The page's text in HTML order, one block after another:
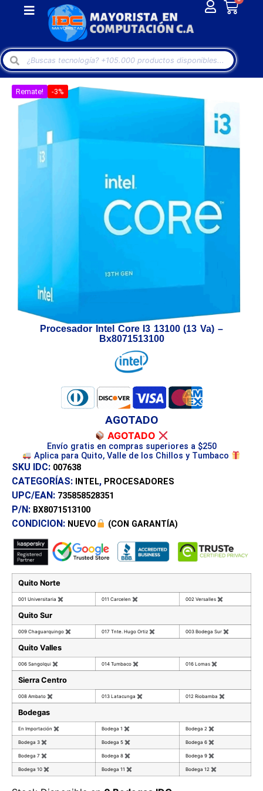
Remate! -3%
Procesador Intel Core I3 13100 (13 Va) –
Bx8071513100
AGOTADO
AGOTADO
Envío gratis en compras superiores a $250
Aplica para Quito, Valle de los Chillos y Tumbaco
SKU IDC: 007638
CATEGORÍAS: INTEL, PROCESADORES
UPC/EAN: 735858528351
P/N: BX8071513100
CONDICION: NUEVO (CON GARANTÍA)
Quito Norte
001 Universitaria ✖ 011 Carcelen ✖ 002 Versalles ✖
Quito Sur
009 Chaguarquingo ✖ 017 Tnte. Hugo Ortiz ✖ 003 Bodega Sur ✖
Quito Valles
006 Sangolqui ✖ 014 Tumbaco ✖ 016 Lomas ✖
Sierra Centro
008 Ambato ✖ 013 Latacunga ✖ 012 Riobamba ✖
Bodegas
En Importación ✖ Bodega 1 ✖ Bodega 2 ✖
Bodega 3 ✖ Bodega 5 ✖ Bodega 6 ✖
Bodega 7 ✖ Bodega 8 ✖ Bodega 9 ✖
Bodega 10 ✖ Bodega 11 ✖ Bodega 12 ✖